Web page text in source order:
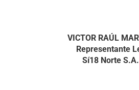
VICTOR RAÚL
Representante
Sí18 Norte